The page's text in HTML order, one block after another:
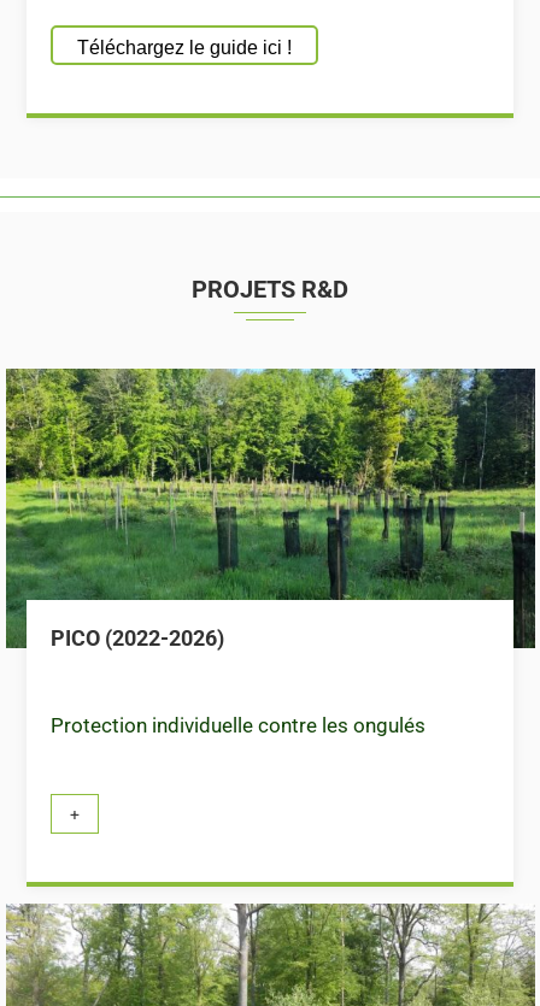
Téléchargez le guide ici !
PROJETS R&D
PICO (2022-2026)
Protection individuelle contre les ongulés